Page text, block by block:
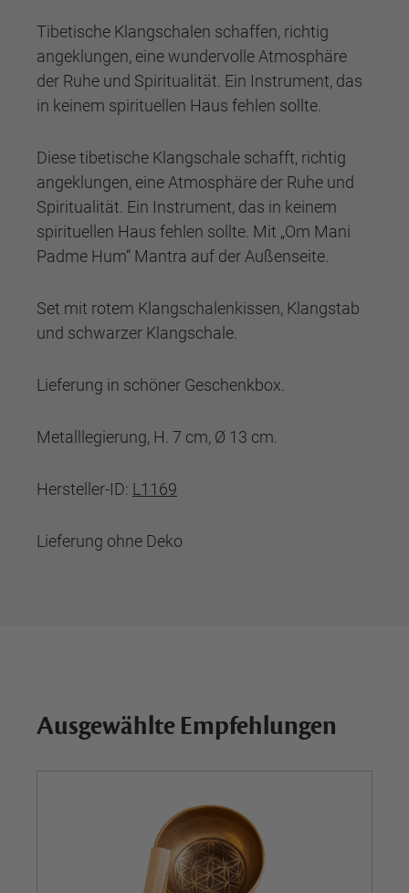
Tibetische Klangschalen schaffen, richtig
angeklungen, eine wundervolle Atmosphäre
der Ruhe und Spiritualität. Ein Instrument, das
in keinem spirituellen Haus fehlen sollte.
Diese tibetische Klangschale schafft, richtig
angeklungen, eine Atmosphäre der Ruhe und
Spiritualität. Ein Instrument, das in keinem
spirituellen Haus fehlen sollte. Mit „Om Mani
Padme Hum“ Mantra auf der Außenseite.
Set mit rotem Klangschalenkissen, Klangstab
und schwarzer Klangschale.
Lieferung in schöner Geschenkbox.
Metalllegierung, H. 7 cm, Ø 13 cm.
Hersteller-ID: L1169
Lieferung ohne Deko
Ausgewählte Empfehlungen